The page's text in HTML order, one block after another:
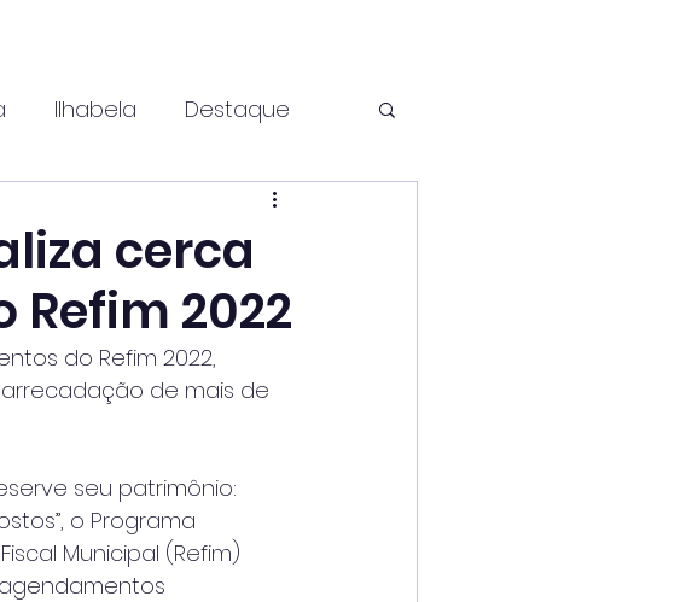
Ilhabela Destaque
cerca
Refim 2022
do Refim 2022,
de mais de
seu patrimônio:
o Programa
Municipal (Refim)